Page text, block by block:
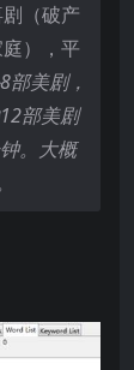
（破产
），平
部美剧，
部美剧
。大概